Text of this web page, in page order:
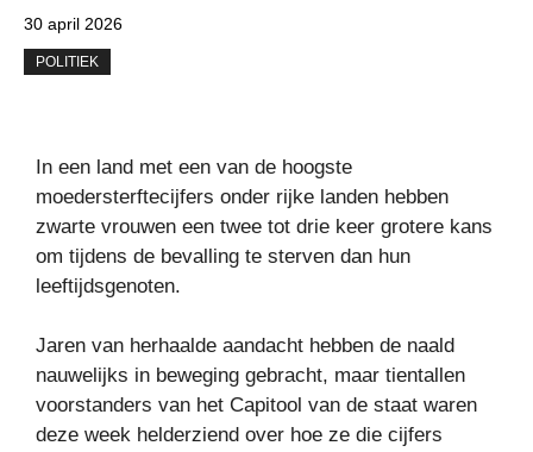
30 april 2026
POLITIEK
In een land met een van de hoogste
moedersterftecijfers onder rijke landen hebben
zwarte vrouwen een twee tot drie keer grotere kans
om tijdens de bevalling te sterven dan hun
leeftijdsgenoten.
Jaren van herhaalde aandacht hebben de naald
nauwelijks in beweging gebracht, maar tientallen
voorstanders van het Capitool van de staat waren
deze week helderziend over hoe ze die cijfers